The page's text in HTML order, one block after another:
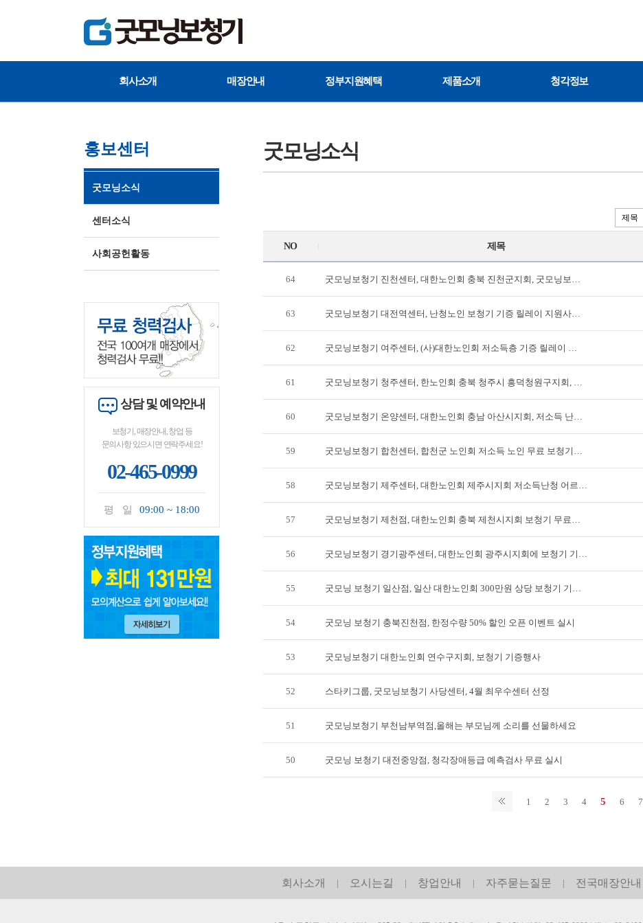
회사소개 매장안내 정부지원혜택 제품소개 청각정보
홍보센터
굿모닝소식
센터소식
사회공헌활동
상담 및 예약안내
보청기, 매장안내, 창업 등
문의사항 있으시면 연락주세요!
02-465-0999
평 일 09:00 ~ 18:00
굿모닝소식
NO 제목
64 굿모닝보청기 진천센터, 대한노인회 충북 진천군지회, 굿모닝보…
63 굿모닝보청기 대전역센터, 난청노인 보청기 기증 릴레이 지원사…
62 굿모닝보청기 여주센터, (사)대한노인회 저소득층 기증 릴레이 …
61 굿모닝보청기 청주센터, 한노인회 충북 청주시 흥덕청원구지회, …
60 굿모닝보청기 온양센터, 대한노인회 충남 아산시지회, 저소득 난…
59 굿모닝보청기 합천센터, 합천군 노인회 저소득 노인 무료 보청기…
58 굿모닝보청기 제주센터, 대한노인회 제주시지회 저소득난청 어르…
57 굿모닝보청기 제천점, 대한노인회 충북 제천시지회 보청기 무료…
56 굿모닝보청기 경기광주센터, 대한노인회 광주시지회에 보청기 기…
55 굿모닝 보청기 일산점, 일산 대한노인회 300만원 상당 보청기 기…
54 굿모닝 보청기 충북진천점, 한정수량 50% 할인 오픈 이벤트 실시
53 굿모닝보청기 대한노인회 연수구지회, 보청기 기증행사
52 스타키그룹, 굿모닝보청기 사당센터, 4월 최우수센터 선정
51 굿모닝보청기 부천남부역점,올해는 부모님께 소리를 선물하세요
50 굿모닝 보청기 대전중앙점, 청각장애등급 예측검사 무료 실시
1 2 3 4 5 6 7
회사소개 | 오시는길 | 창업안내 | 자주묻는질문 | 전국매장안내